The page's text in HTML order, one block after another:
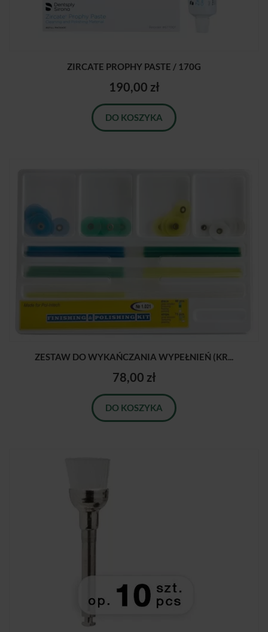
ZIRCATE PROPHY PASTE / 170G
190,00 zł
DO KOSZYKA
ZESTAW DO WYKAŃCZANIA WYPEŁNIEŃ (KR...
78,00 zł
DO KOSZYKA